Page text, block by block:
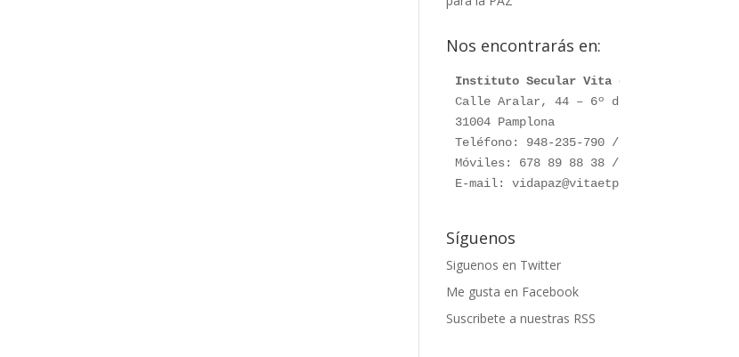
Nos encontrarás en:
Instituto Secular Vita et Pax
Calle Aralar, 44 – 6º dcha.
31004 Pamplona
Teléfono: 948-235-790 / 948-230-787
Móviles: 678 89 88 38 / 660 76 91 28
E-mail: vidapaz@vitaetpax.org
Síguenos
Siguenos en Twitter
Me gusta en Facebook
Suscribete a nuestras RSS